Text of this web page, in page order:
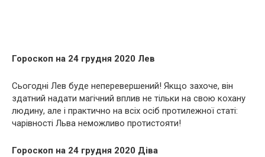
Гороскоп на 24 грудня 2020 Лев
Сьогодні Лев буде неперевершений! Якщо захоче, він
здатний надати магічний вплив не тільки на свою кохану
людину, але і практично на всіх осіб протилежної статі:
чарівності Льва неможливо протистояти!
Гороскоп на 24 грудня 2020 Діва